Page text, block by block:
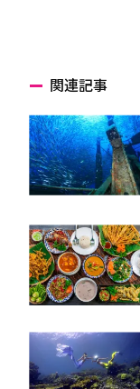
関連記事